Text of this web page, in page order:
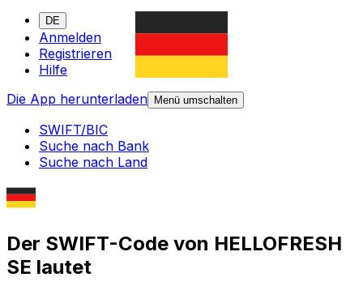
DE
Anmelden
Registrieren
Hilfe
Die App herunterladen
Menü umschalten
SWIFT/BIC
Suche nach Bank
Suche nach Land
Der SWIFT-Code von HELLOFRESH
SE lautet